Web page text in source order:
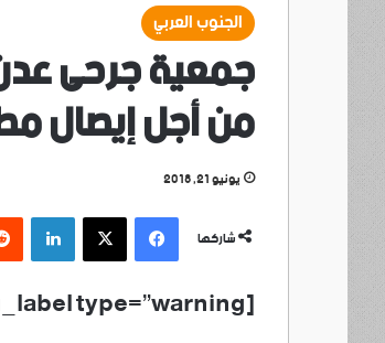
الجنوب العربي
جمعية جرحى
من أجل إيصال
يونيو 21, 2018
شاركها
فيسبوك
‫X
[su_label type=”warning”]كريترنيوز /عدن /خاص[/su_label]